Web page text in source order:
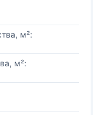
м²:
м²: